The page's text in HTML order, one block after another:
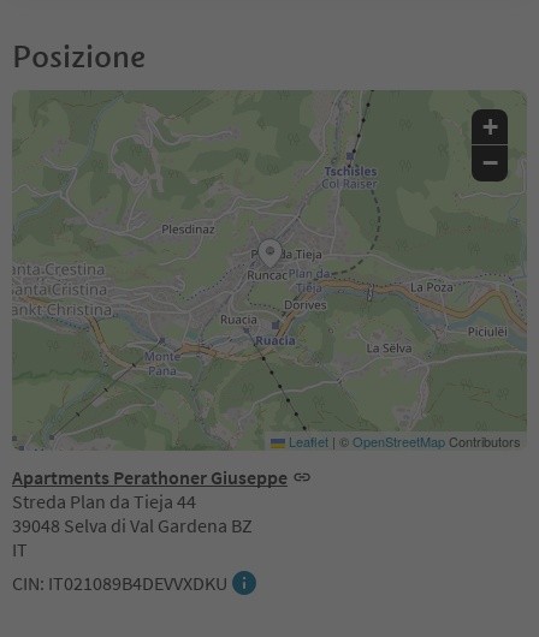
Posizione
Apartments Perathoner Giuseppe
Streda Plan da Tieja 44
39048 Selva di Val Gardena BZ
IT
CIN: IT021089B4DEVVXDKU
+
−
Leaflet | ©OpenStreetMapContributors